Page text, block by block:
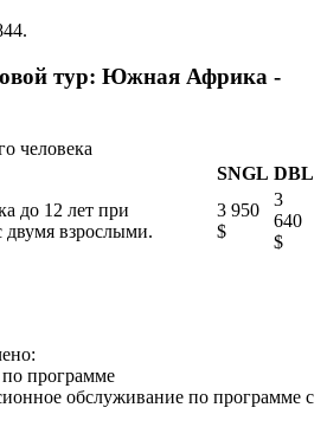
тур: Южная Африка -
человека
SNGL DBL
до 12 лет при
взрослыми.
3 950
$
3
640
$
программе
обслуживание по программе с